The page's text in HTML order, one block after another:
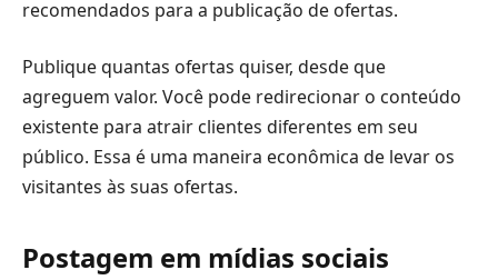
recomendados para a publicação de ofertas.
Publique quantas ofertas quiser, desde que
agreguem valor. Você pode redirecionar o conteúdo
existente para atrair clientes diferentes em seu
público. Essa é uma maneira econômica de levar os
visitantes às suas ofertas.
Postagem em mídias sociais